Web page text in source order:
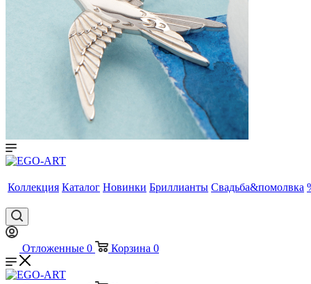
Коллекция Каталог Новинки Бриллианты Свадьба&помолвка
Отложенные 0 Корзина 0